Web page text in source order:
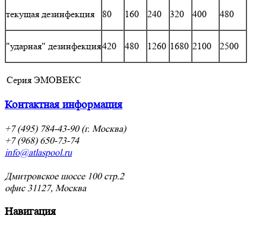
текущая дезинфекция 80 160 240 320 400 480
"ударная" дезинфекция420 480 1260 1680 2100 2500
Серия ЭМОВЕКС
Контактная информация
+7 (495) 784-43-90 (г. Москва)
+7 (968) 650-73-74
info@atlaspool.ru
Дмитровское шоссе 100 стр.2
офис 31127, Москва
Навигация